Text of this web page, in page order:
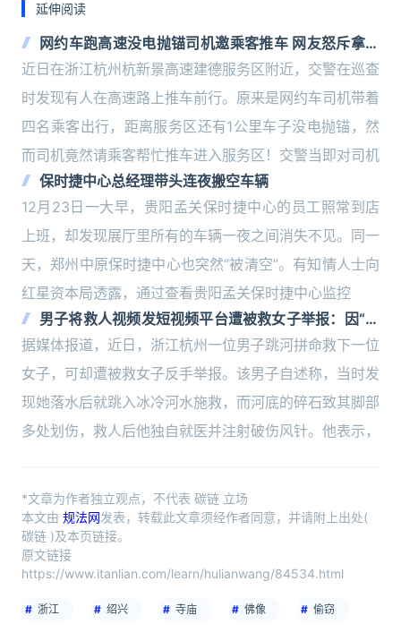
延伸阅读
网约车跑高速没电抛锚司机邀乘客推车 网友怒斥拿人
命当儿戏！
近日在浙江杭州杭新景高速建德服务区附近，交警在巡查
时发现有人在高速路上推车前行。原来是网约车司机带着
四名乘客出行，距离服务区还有1公里车子没电抛锚，然
而司机竟然请乘客帮忙推车进入服务区！交警当即对司机
保时捷中心总经理带头连夜搬空车辆
12月23日一大早，贵阳孟关保时捷中心的员工照常到店
上班，却发现展厅里所有的车辆一夜之间消失不见。同一
天，郑州中原保时捷中心也突然“被清空”。有知情人士向
红星资本局透露，通过查看贵阳孟关保时捷中心监控
男子将救人视频发短视频平台遭被救女子举报：因“侵
犯肖像权”
据媒体报道，近日，浙江杭州一位男子跳河拼命救下一位
女子，可却遭被救女子反手举报。该男子自述称，当时发
现她落水后就跳入冰冷河水施救，而河底的碎石致其脚部
多处划伤，救人后他独自就医并注射破伤风针。他表示，
*文章为作者独立观点，不代表 碳链 立场
本文由 规法网发表，转载此文章须经作者同意，并请附上出处(
碳链 )及本页链接。
原文链接
https://www.itanlian.com/learn/hulianwang/84534.html
浙江 绍兴 寺庙 佛像 偷窃